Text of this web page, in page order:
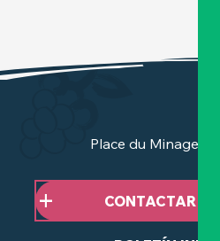
Place du Minage -
CONTACTAR